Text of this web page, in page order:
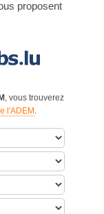
proposent
, vous trouverez
l'ADEM .